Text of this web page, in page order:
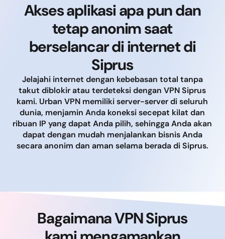
Akses aplikasi apa pun dan
tetap anonim saat
berselancar di internet di
Siprus
Jelajahi internet dengan kebebasan total tanpa
takut diblokir atau terdeteksi dengan VPN Siprus
kami. Urban VPN memiliki server-server di seluruh
dunia, menjamin Anda koneksi secepat kilat dan
ribuan IP yang dapat Anda pilih, sehingga Anda akan
dapat dengan mudah menjalankan bisnis Anda
secara anonim dan aman selama berada di Siprus.
Bagaimana VPN Siprus